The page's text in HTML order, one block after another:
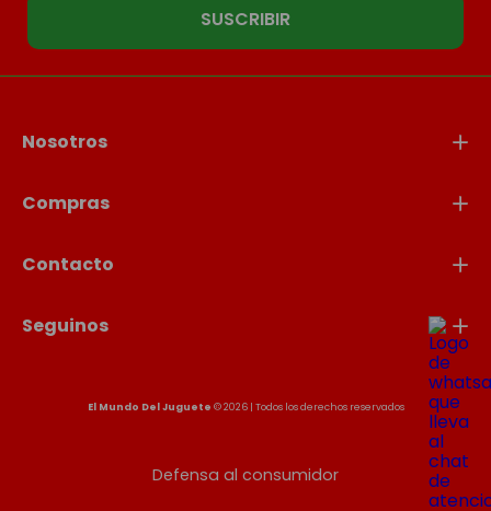
SUSCRIBIR
Nosotros
Compras
Contacto
Seguinos
El Mundo Del Juguete © 2026 | Todos los derechos reservados
Defensa al consumidor